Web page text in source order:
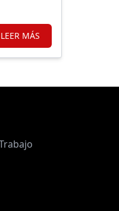
de
LEER MÁS